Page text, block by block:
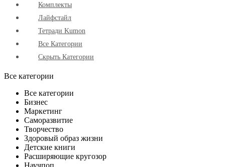
Комплекты
Лайфстайл
Тетради Kumon
Все Категории
Скрыть Категории
Все категории
Все категории
Бизнес
Маркетинг
Саморазвитие
Творчество
Здоровый образ жизни
Детские книги
Расширяющие кругозор
Научпоп